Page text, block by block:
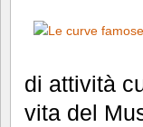
di attività
vita del